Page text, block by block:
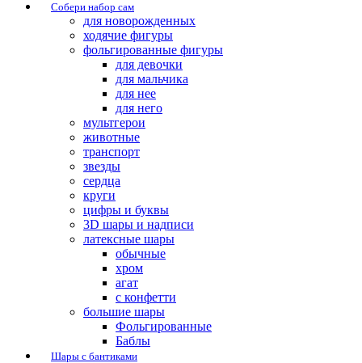
Собери набор сам
для новорожденных
ходячие фигуры
фольгированные фигуры
для девочки
для мальчика
для нее
для него
мультгерои
животные
транспорт
звезды
сердца
круги
цифры и буквы
3D шары и надписи
латексные шары
обычные
хром
агат
с конфетти
большие шары
Фольгированные
Баблы
Шары с бантиками